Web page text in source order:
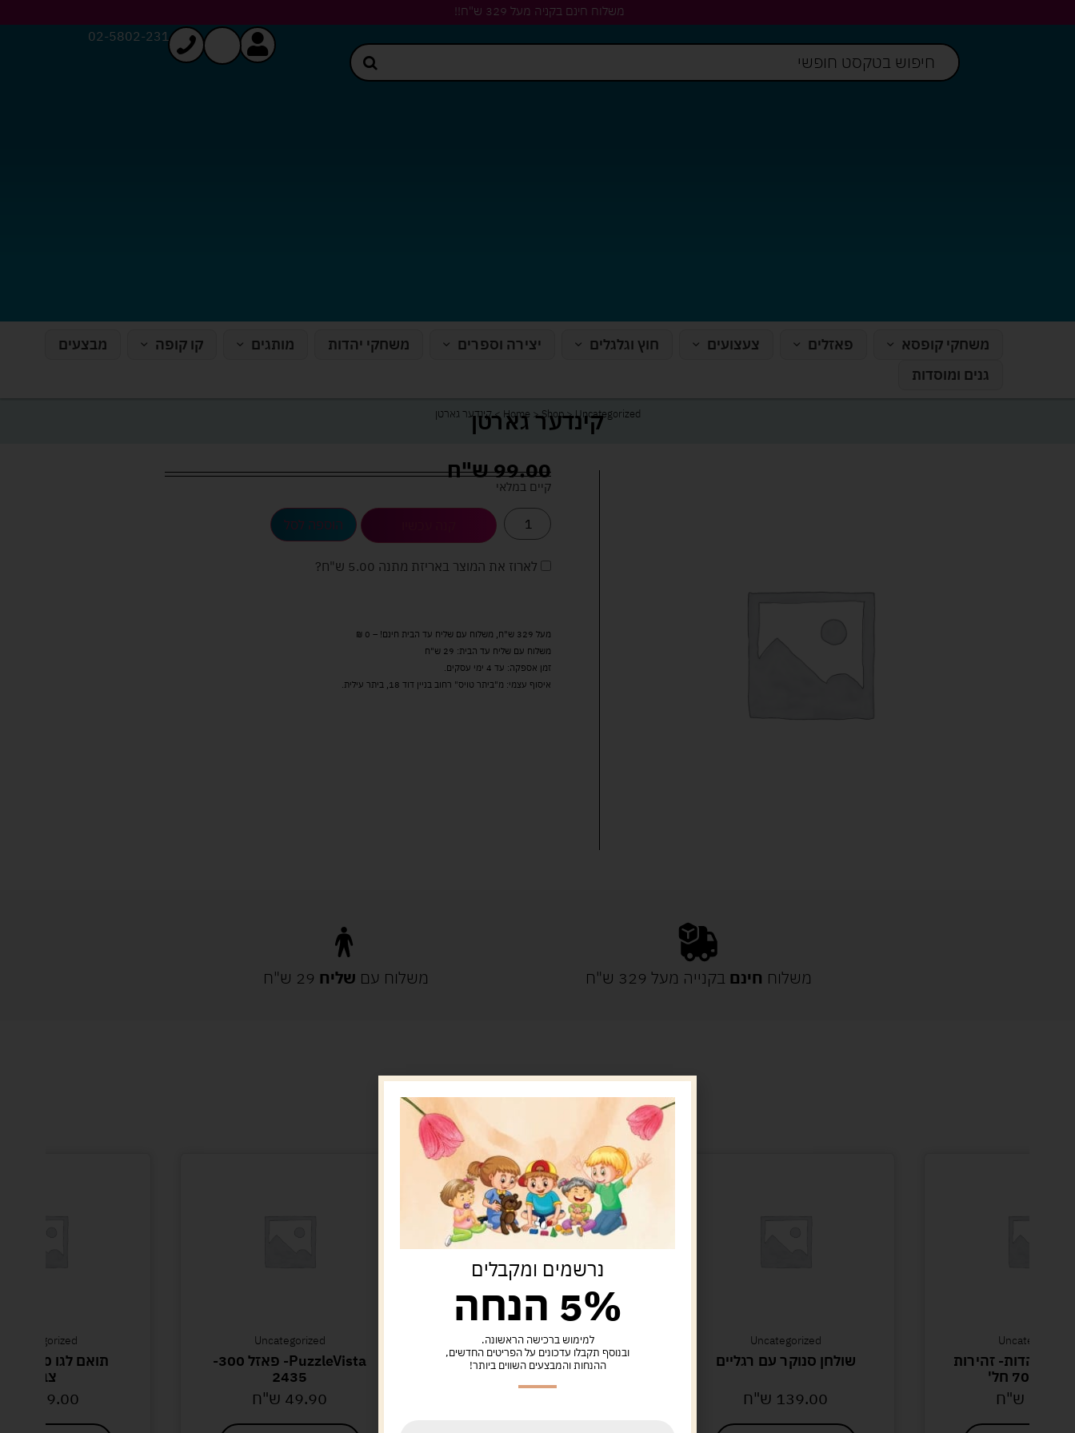
משלוח חינם בקניה מעל 329 ש"ח!!
02-5802-231
משחקי קופסא פאזלים צעצועים חוץ וגלגלים יצירה וספרים משחקי יהדות מותגים קו קופה
מבצעים
גנים ומוסדות
Home >Shop>Uncategorized
>קינדער גארטןקינדער גארטן
99.00ש"ח
קיים במלאי
הוספה לסל
לארוז את המוצר באריזת מתנה 5.00 ש"ח ?
מעל 329 ש"ח, משלוח עם שליח עד הבית חינם! – 0 ₪
משלוח עם שליח עד הבית: 29 ש"ח
זמן אספקה: עד 4 ימי עסקים.
איסוף עצמי: מ"ביתר טויס" רחוב בניין דוד 18, ביתר עילית.
משלוח חינם בקנייה מעל 329 ש"ח משלוח עם שליח 29 ש"ח
מוצרים קשורים
Uncategorized
יהדות- זהירות
ש"ח
Uncategorized
שולחן סנוקר עם רגליים
139.00 ש"ח
Uncategorized
על ורד נדנדה לשיווי משקל
Uncategorized
PuzzleVista- פאזל 300-
2435
49.90 ש"ח
Uncategorized
צבאי
99.00
נרשמים ומקבלים
5% הנחה
למימוש ברכישה הראשונה.
ובנוסף תקבלו עדכונים על הפריטים החדשים,
ההנחות והמבצעים השווים ביותר!